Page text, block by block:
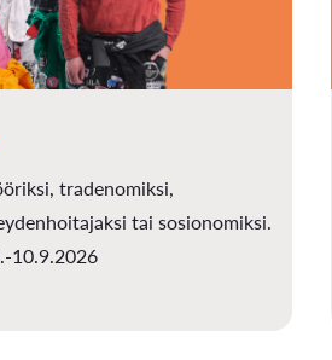
LOMAKKEET JA SÄÄDÖKSET
tradenomiksi,
tai sosionomiksi.
10.9.2026